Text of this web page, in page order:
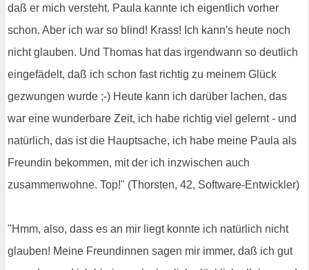
daß er mich versteht. Paula kannte ich eigentlich vorher
schon. Aber ich war so blind! Krass! Ich kann's heute noch
nicht glauben. Und Thomas hat das irgendwann so deutlich
eingefädelt, daß ich schon fast richtig zu meinem Glück
gezwungen wurde ;-) Heute kann ich darüber lachen, das
war eine wunderbare Zeit, ich habe richtig viel gelernt - und
natürlich, das ist die Hauptsache, ich habe meine Paula als
Freundin bekommen, mit der ich inzwischen auch
zusammenwohne. Top!" (Thorsten, 42, Software-Entwickler)
"Hmm, also, dass es an mir liegt konnte ich natürlich nicht
glauben! Meine Freundinnen sagen mir immer, daß ich gut